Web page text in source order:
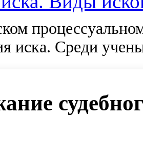
иска. Среди